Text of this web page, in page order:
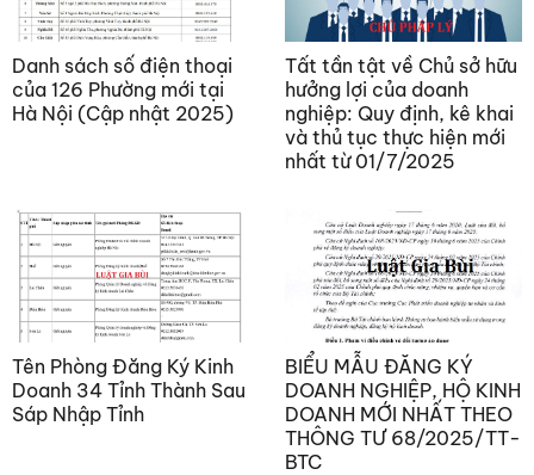
Danh sách số điện thoại
của 126 Phường mới tại
Hà Nội (Cập nhật 2025)
Tất tần tật về Chủ sở hữu
hưởng lợi của doanh
nghiệp: Quy định, kê khai
và thủ tục thực hiện mới
nhất từ 01/7/2025
Tên Phòng Đăng Ký Kinh
Doanh 34 Tỉnh Thành Sau
Sáp Nhập Tỉnh
BIỂU MẪU ĐĂNG KÝ
DOANH NGHIỆP, HỘ KINH
DOANH MỚI NHẤT THEO
THÔNG TƯ 68/2025/TT-
BTC